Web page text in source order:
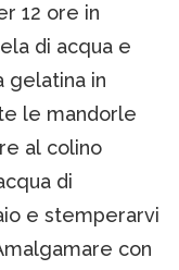
12 ore in
di acqua e
gelatina in
le mandorle
al colino
di
e stemperarvi
con